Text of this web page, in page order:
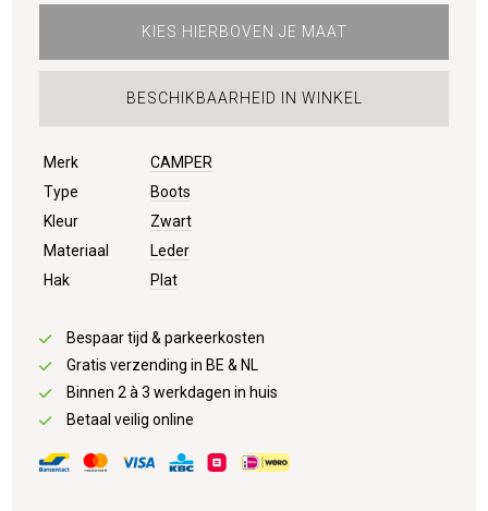
KIES HIERBOVEN JE MAAT
BESCHIKBAARHEID IN WINKEL
Merk
CAMPER
Type
Boots
Kleur
Zwart
Materiaal
Leder
Hak
Plat
Bespaar tijd & parkeerkosten
Gratis verzending in BE & NL
Binnen 2 à 3 werkdagen in huis
Betaal veilig online